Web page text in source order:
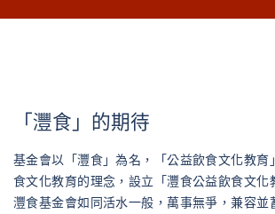
「灃食」的期待
基金會以「灃食」為名，「公益飲食文化教育
食文化教育的理念，設立「灃食公益飲食文化
灃食基金會如同活水一般，萬事無爭，兼容並